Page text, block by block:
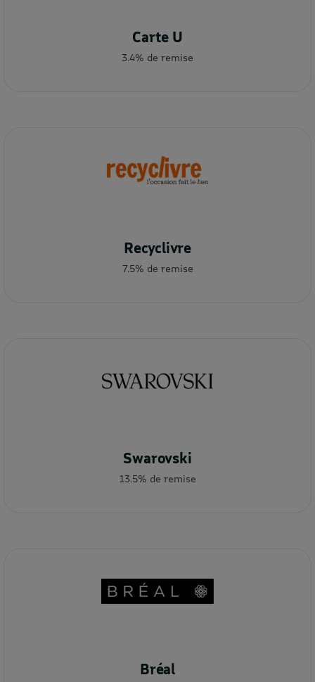
Carte U
3.4% de remise
Recyclivre
7.5% de remise
Swarovski
13.5% de remise
Bréal